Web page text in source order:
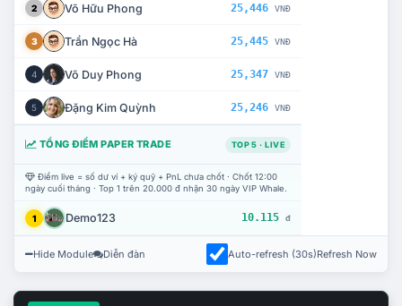
2 Võ Hữu Phong 25,446 VNĐ
3 Trần Ngọc Hà 25,445 VNĐ
4 Võ Duy Phong 25,347 VNĐ
5 Đặng Kim Quỳnh 25,246 VNĐ
TỔNG ĐIỂM PAPER TRADE TOP 5 · LIVE
Điểm live = số dư ví + ký quỹ + PnL chưa chốt · Chốt 12:00
ngày cuối tháng · Top 1 trên 20.000 đ nhận 30 ngày VIP Whale.
1 Demo123 10.115 đ
Hide Module Diễn đàn Auto-refresh (30s)Refresh Now